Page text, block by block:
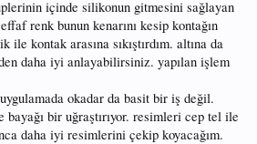
içinde silikonun gitmesini sağlayan
renk bunun kenarını kesip kontağın
ile kontak arasına sıkıştırdım. altına da
daha iyi anlayabilirsiniz. yapılan işlem
okadar da basit bir iş değil.
bir uğraştırıyor. resimleri cep tel ile
daha iyi resimlerini çekip koyacağım.